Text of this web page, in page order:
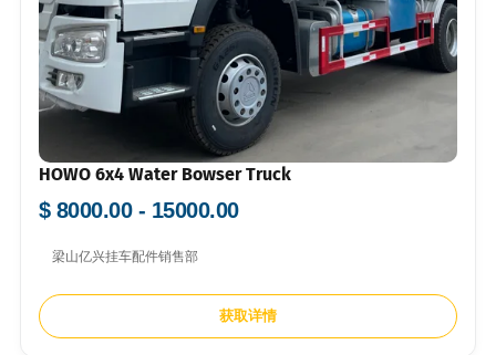
HOWO 6x4 Water Bowser Truck
$ 8000.00 - 15000.00
梁山亿兴挂车配件销售部
获取详情